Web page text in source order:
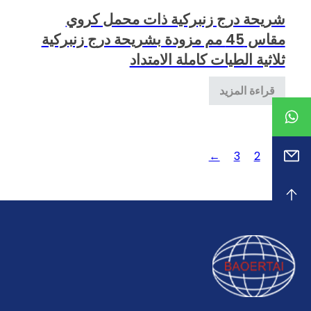
شريحة درج زنبركية ذات محمل كروي
مقاس 45 مم مزودة بشريحة درج زنبركية
ثلاثية الطيات كاملة الامتداد
قراءة المزيد
2
3
←